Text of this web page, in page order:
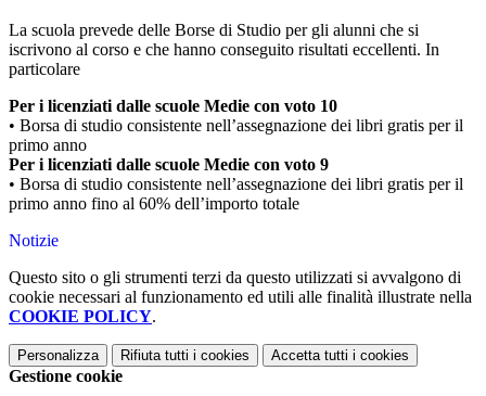
La scuola prevede delle Borse di Studio per gli alunni che si
iscrivono al corso e che hanno conseguito risultati eccellenti. In
particolare
Per i licenziati dalle scuole Medie con voto 10
• Borsa di studio consistente nell’assegnazione dei libri gratis per il
primo anno
Per i licenziati dalle scuole Medie con voto 9
• Borsa di studio consistente nell’assegnazione dei libri gratis per il
primo anno fino al 60% dell’importo totale
Notizie
Questo sito o gli strumenti terzi da questo utilizzati si avvalgono di
cookie necessari al funzionamento ed utili alle finalità illustrate nella
COOKIE POLICY.
Personalizza Rifiuta tutti i cookies Accetta tutti i cookies
Gestione cookie